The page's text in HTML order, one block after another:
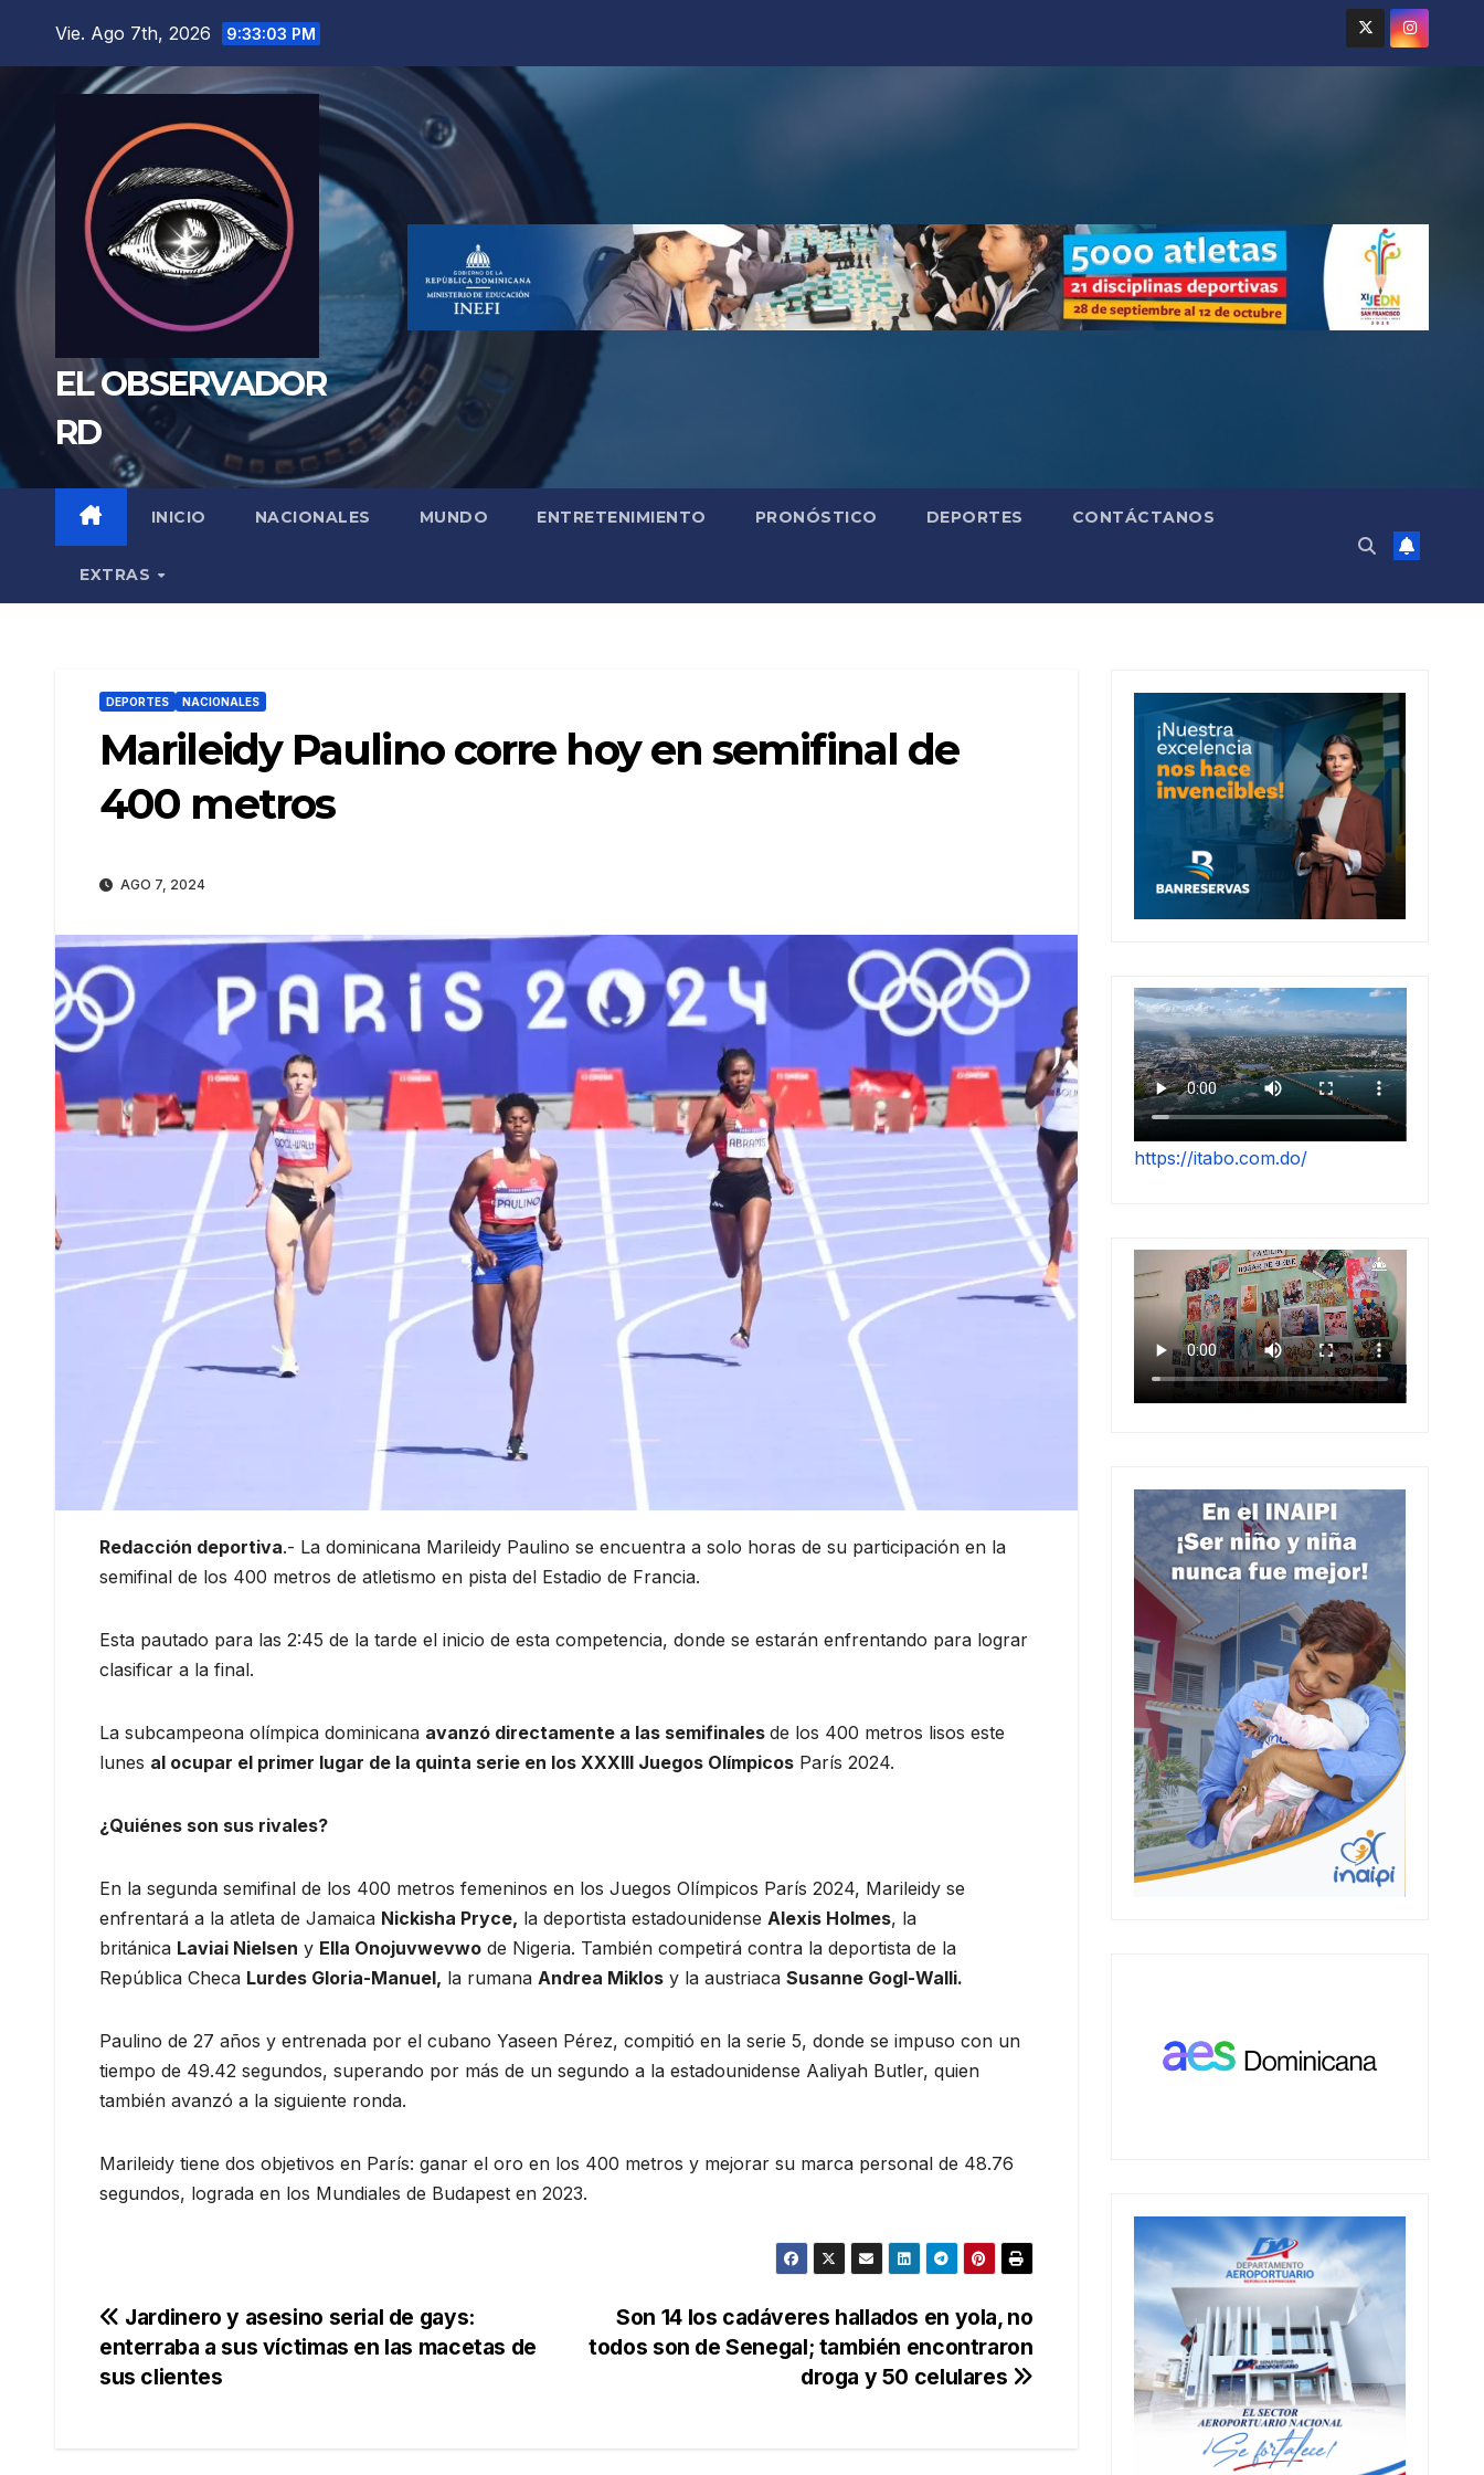
Vie. Ago 7th, 2026 9:33:04 PM
EL OBSERVADOR
RD
INICIO NACIONALES MUNDO ENTRETENIMIENTO PRONÓSTICO DEPORTES CONTÁCTANOS
EXTRAS
DEPORTES NACIONALES
Marileidy Paulino corre hoy en semifinal de
400 metros
AGO 7, 2024
Redacción deportiva.- La dominicana Marileidy Paulino se encuentra a solo horas de su participación en la
semifinal de los 400 metros de atletismo en pista del Estadio de Francia.
Esta pautado para las 2:45 de la tarde el inicio de esta competencia, donde se estarán enfrentando para lograr
clasificar a la final.
La subcampeona olímpica dominicana avanzó directamente a las semifinales de los 400 metros lisos este
lunes al ocupar el primer lugar de la quinta serie en los XXXIII Juegos Olímpicos París 2024.
¿Quiénes son sus rivales?
En la segunda semifinal de los 400 metros femeninos en los Juegos Olímpicos París 2024, Marileidy se
enfrentará a la atleta de Jamaica Nickisha Pryce, la deportista estadounidense Alexis Holmes, la
británica Laviai Nielsen y Ella Onojuvwevwo de Nigeria. También competirá contra la deportista de la
República Checa Lurdes Gloria-Manuel, la rumana Andrea Miklos y la austriaca Susanne Gogl-Walli.
Paulino de 27 años y entrenada por el cubano Yaseen Pérez, compitió en la serie 5, donde se impuso con un
tiempo de 49.42 segundos, superando por más de un segundo a la estadounidense Aaliyah Butler, quien
también avanzó a la siguiente ronda.
Marileidy tiene dos objetivos en París: ganar el oro en los 400 metros y mejorar su marca personal de 48.76
segundos, lograda en los Mundiales de Budapest en 2023.
Navegación
de
Son 14 los cadáveres hallados en yola, no
todos son de Senegal; también encontraron
droga y 50 celulares
Jardinero y asesino serial de gays:
enterraba a sus víctimas en las macetas de
sus clientes
https://itabo.com.do/